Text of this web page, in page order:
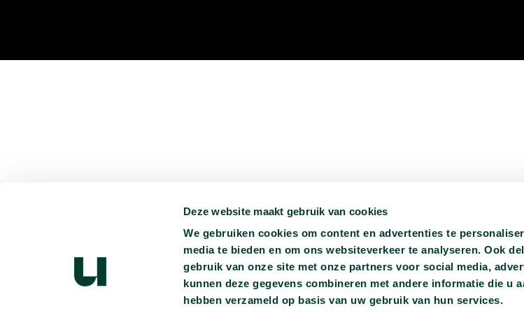
Deze website maakt gebruik van cookies
We gebruiken cookies om content en advertenties te
media te bieden en om ons websiteverkeer te analyseren. Ook
gebruik van onze site met onze partners voor social media,
kunnen deze gegevens combineren met andere informatie die u
hebben verzameld op basis van uw gebruik van hun services.